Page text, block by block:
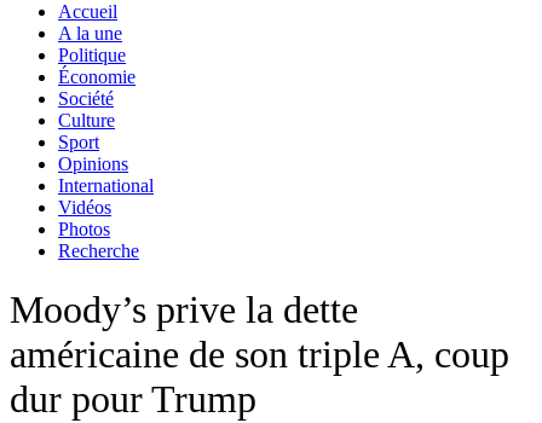
Accueil
A la une
Politique
Économie
Société
Culture
Sport
Opinions
International
Vidéos
Photos
Recherche
Moody’s prive la dette
américaine de son triple A, coup
dur pour Trump